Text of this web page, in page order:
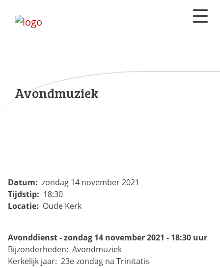
Avondmuziek
Datum: zondag 14 november 2021
Tijdstip: 18:30
Locatie: Oude Kerk
Avonddienst - zondag 14 november 2021 - 18:30 uur
Bijzonderheden: Avondmuziek
Kerkelijk jaar: 23e zondag na Trinitatis